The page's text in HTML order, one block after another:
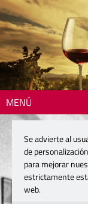
MENÚ
Se advierte al
de
para mejorar
estrictamente
web.